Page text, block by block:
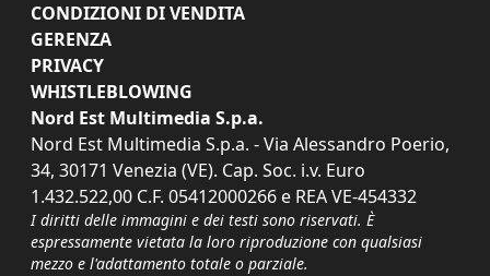
CONDIZIONI DI VENDITA
GERENZA
PRIVACY
WHISTLEBLOWING
Nord Est Multimedia S.p.a.
Nord Est Multimedia S.p.a. - Via Alessandro Poerio,
34, 30171 Venezia (VE). Cap. Soc. i.v. Euro
1.432.522,00 C.F. 05412000266 e REA VE-454332
I diritti delle immagini e dei testi sono riservati. È
espressamente vietata la loro riproduzione con qualsiasi
mezzo e l'adattamento totale o parziale.